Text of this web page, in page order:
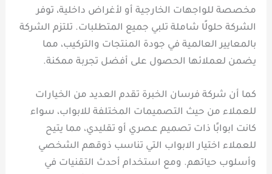
مخصصة للواجهات الخارجية أو لأغراض داخلية، توفر
الشركة حلولًا شاملة تلبي جميع المتطلبات. تلتزم الشركة
بالمعايير العالمية في جودة المنتجات والتركيب، مما
يضمن لعملائها الحصول على أفضل تجربة ممكنة.
كما أن شركة فرسان الخبرة تقدم العديد من الخيارات
للعملاء من حيث التصميمات المختلفة للابواب، سواء
كانت ابوابًا ذات تصميم عصري أو تقليدي، مما يتيح
للعملاء اختيار الابواب التي تناسب ذوقهم الشخصي
وأسلوب حياتهم. ومع استخدام أحدث التقنيات في